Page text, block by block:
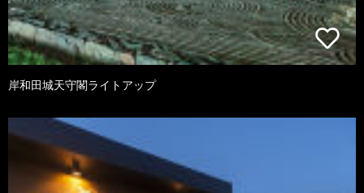
岸和田城天守閣ライトアップ